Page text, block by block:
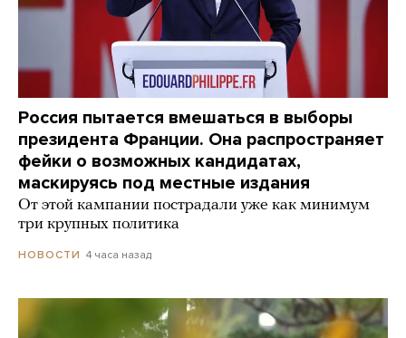
Россия пытается вмешаться в выборы
президента Франции. Она распространяет
фейки о возможных кандидатах,
маскируясь под местные издания
От этой кампании пострадали уже как минимум
три крупных политика
НОВОСТИ 4 часа назад